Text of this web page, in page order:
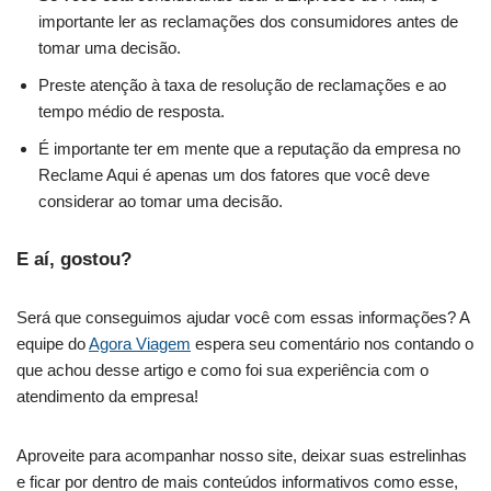
importante ler as reclamações dos consumidores antes de
tomar uma decisão.
Preste atenção à taxa de resolução de reclamações e ao
tempo médio de resposta.
É importante ter em mente que a reputação da empresa no
Reclame Aqui é apenas um dos fatores que você deve
considerar ao tomar uma decisão.
E aí, gostou?
Será que conseguimos ajudar você com essas informações? A
equipe doAgora Viagem espera seu comentário nos contando o
que achou desse artigo e como foi sua experiência com o
atendimento da empresa!
Aproveite para acompanhar nosso site, deixar suas estrelinhas
e ficar por dentro de mais conteúdos informativos como esse,